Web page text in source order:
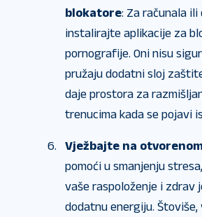
blokatore: Za računala
instalirajte aplikacije za
pornografije. Oni nisu
pružaju dodatni sloj
daje prostora za
trenucima kada se pojavi
Vježbajte na
pomoći u smanjenju
vaše raspoloženje i zdrav
dodatnu energiju. Štoviše,